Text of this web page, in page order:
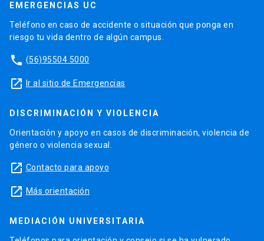
EMERGENCIAS UC
Teléfono en caso de accidente o situación que ponga en
riesgo tu vida dentro de algún campus.
phone (56)95504 5000
launch Ir al sitio de Emergencias
DISCRIMINACIÓN Y VIOLENCIA
Orientación y apoyo en casos de discriminación, violencia de
género o violencia sexual.
launch Contacto para apoyo
launch Más orientación
MEDIACIÓN UNIVERSITARIA